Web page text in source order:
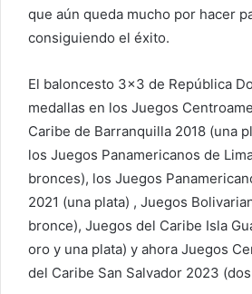
que aún queda mucho por hacer
consiguiendo el éxito.
El baloncesto 3×3 de República
medallas en los Juegos
Caribe de Barranquilla 2018 (una
los Juegos Panamericanos de
bronces), los Juegos
2021 (una plata) , Juegos
bronce), Juegos del Caribe Isla
oro y una plata) y ahora Juegos
del Caribe San Salvador 2023